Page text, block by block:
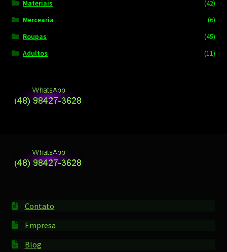
Materiais
(42)
Mercearia
(6)
Roupas
(45)
Adultos
(11)
Contato
Empresa
Blog